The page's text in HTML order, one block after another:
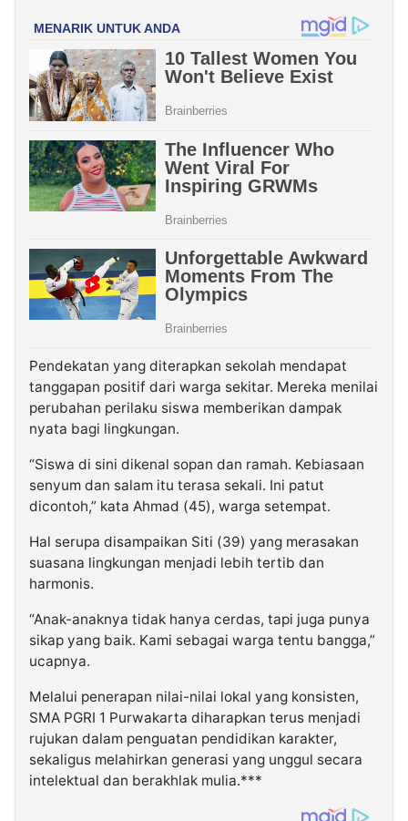
Pendekatan yang diterapkan sekolah mendapat
tanggapan positif dari warga sekitar. Mereka menilai
perubahan perilaku siswa memberikan dampak
nyata bagi lingkungan.
“Siswa di sini dikenal sopan dan ramah. Kebiasaan
senyum dan salam itu terasa sekali. Ini patut
dicontoh,” kata Ahmad (45), warga setempat.
Hal serupa disampaikan Siti (39) yang merasakan
suasana lingkungan menjadi lebih tertib dan
harmonis.
“Anak-anaknya tidak hanya cerdas, tapi juga punya
sikap yang baik. Kami sebagai warga tentu bangga,”
ucapnya.
Melalui penerapan nilai-nilai lokal yang konsisten,
SMA PGRI 1 Purwakarta diharapkan terus menjadi
rujukan dalam penguatan pendidikan karakter,
sekaligus melahirkan generasi yang unggul secara
intelektual dan berakhlak mulia.***